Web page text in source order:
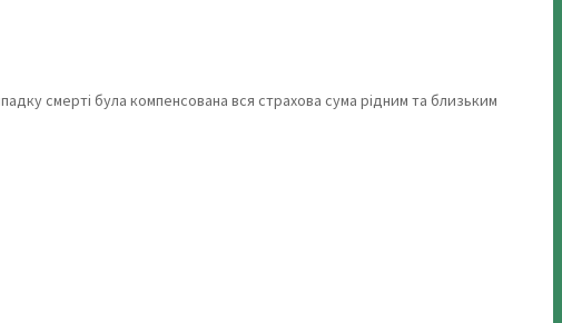
смерті була компенсована вся страхова сума рідним та близьким